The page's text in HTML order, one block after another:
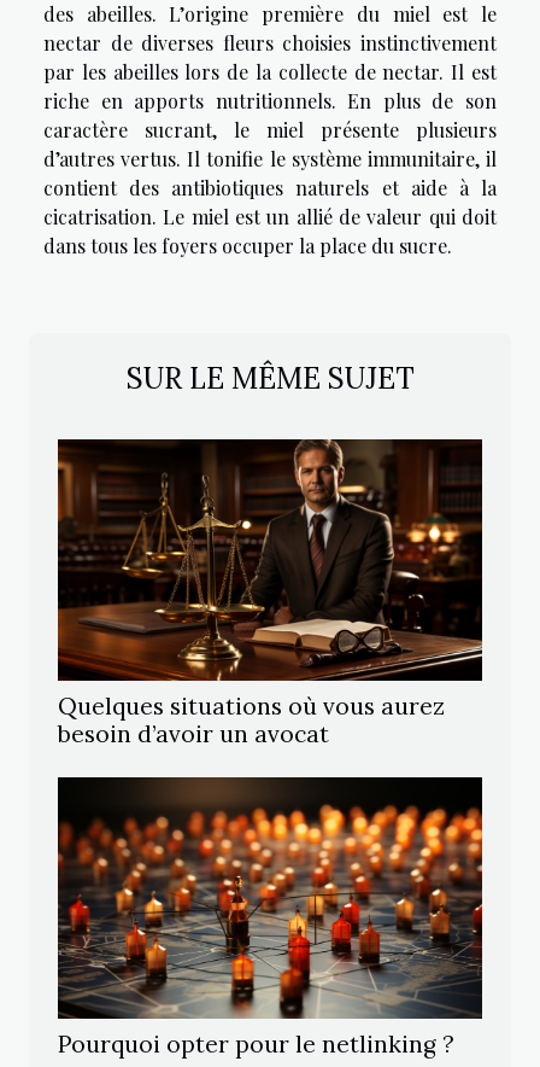
des abeilles. L’origine première du miel est le
nectar de diverses fleurs choisies instinctivement
par les abeilles lors de la collecte de nectar. Il est
riche en apports nutritionnels. En plus de son
caractère sucrant, le miel présente plusieurs
d’autres vertus. Il tonifie le système immunitaire, il
contient des antibiotiques naturels et aide à la
cicatrisation. Le miel est un allié de valeur qui doit
dans tous les foyers occuper la place du sucre.
SUR LE MÊME SUJET
Quelques situations où vous aurez
besoin d’avoir un avocat
Pourquoi opter pour le netlinking ?